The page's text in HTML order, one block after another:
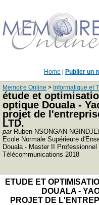
Home Publier un
Memoire Online > Informatique et
étude et
optique Douala -
projet de
LTD.
parRuben NSONGAN
Ecole Normale Supérieure
Douala - Master II
Télécommunications 2018
ETUDE ET
DOUALA -
PROJET DE